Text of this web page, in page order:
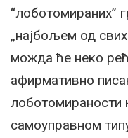
“лоботомираних”
„најбољем од
можда ће неко
афирмативно
лоботомираности
самоуправном